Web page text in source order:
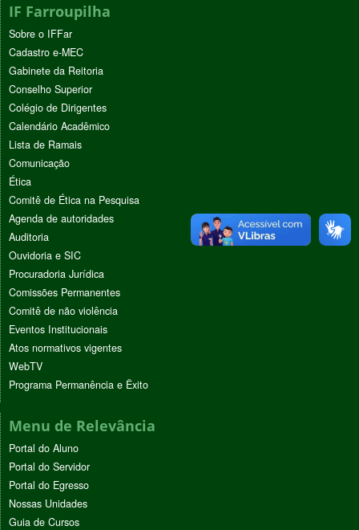
IF Farroupilha
Sobre o IFFar
Cadastro e-MEC
Gabinete da Reitoria
Conselho Superior
Colégio de Dirigentes
Calendário Acadêmico
Lista de Ramais
Comunicação
Ética
Comitê de Ética na Pesquisa
Agenda de autoridades
Auditoria
Ouvidoria e SIC
Procuradoria Jurídica
Comissões Permanentes
Comitê de não violência
Eventos Institucionais
Atos normativos vigentes
WebTV
Programa Permanência e Êxito
Menu de Relevância
Portal do Aluno
Portal do Servidor
Portal do Egresso
Nossas Unidades
Guia de Cursos